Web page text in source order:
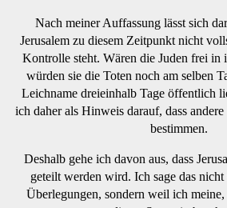
Nach meiner Auffassung lässt sich
Jerusalem zu diesem Zeitpunkt nicht
Kontrolle steht. Wären die Juden frei in
würden sie die Toten noch am selben
Leichname dreieinhalb Tage öffentlich
ich daher als Hinweis darauf, dass
bestimmen.
Deshalb gehe ich davon aus, dass
geteilt werden wird. Ich sage das
Überlegungen, sondern weil ich